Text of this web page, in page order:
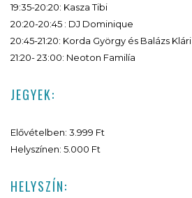
19:35-20:20: Kasza Tibi
20:20-20:45 : DJ Dominique
20:45-21:20: Korda György és Balázs Klári
21:20- 23:00: Neoton Familía
JEGYEK:
Elővételben: 3.999 Ft
Helyszínen: 5.000 Ft
HELYSZÍN: